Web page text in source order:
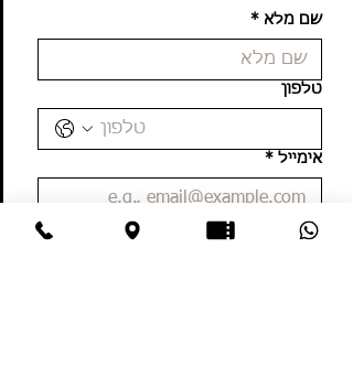
שם מלא *
טלפון
אימייל *
שליחה